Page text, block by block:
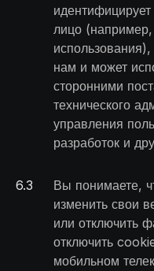
лицо
нам и может
сторонними
технического
управления
разработок и
6.3
Вы понимаете,
изменить свои
или отключить
отключить
мобильном